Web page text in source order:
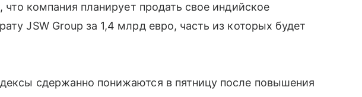
что компания планирует продать свое индийское
JSW Group за 1,4 млрд евро, часть из которых будет
сдержанно понижаются в пятницу после повышения